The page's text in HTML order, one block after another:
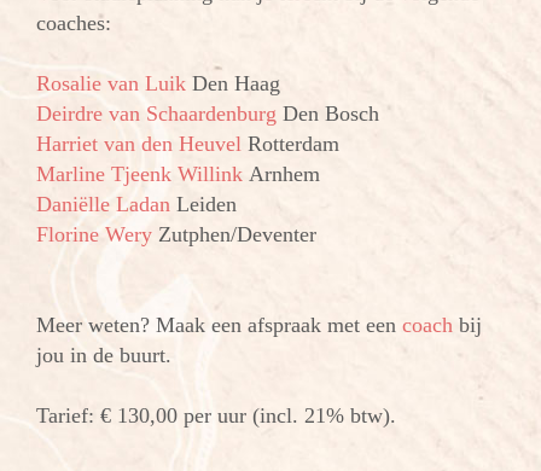
coaches:
Rosalie van Luik Den Haag
Deirdre van Schaardenburg Den Bosch
Harriet van den Heuvel Rotterdam
Marline Tjeenk Willink Arnhem
Daniëlle Ladan Leiden
Florine Wery Zutphen/Deventer
Meer weten? Maak een afspraak met een coach bij
jou in de buurt.
Tarief: € 130,00 per uur (incl. 21% btw).